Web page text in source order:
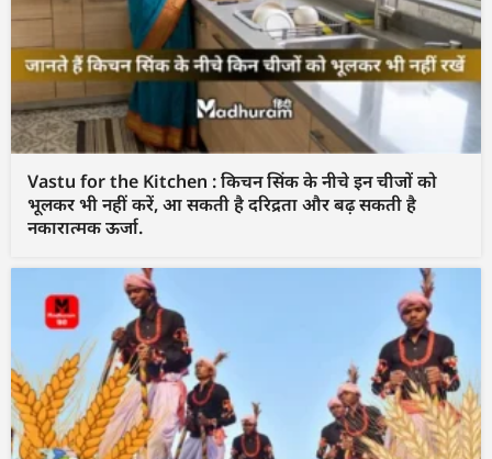
Vastu for the Kitchen : किचन सिंक के नीचे इन चीजों को
भूलकर भी नहीं करें, आ सकती है दरिद्रता और बढ़ सकती है
नकारात्मक ऊर्जा.